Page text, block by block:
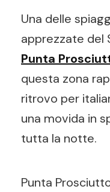
Una delle
apprezzate del
Punta
questa zona
ritrovo per
una movida in
tutta la notte.
Punta